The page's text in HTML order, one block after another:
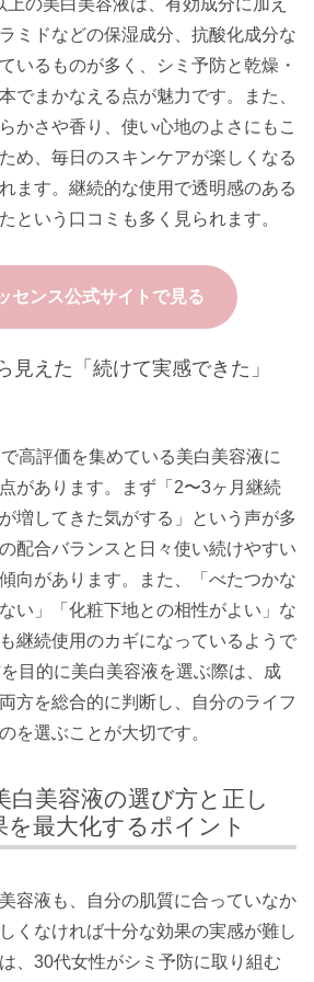
ミドなどの保湿成分、抗酸化成分な
いるものが多く、シミ予防と乾燥・
でまかなえる点が魅力です。また、
かさや香り、使い心地のよさにもこ
め、毎日のスキンケアが楽しくなる
ます。継続的な使用で透明感のある
という口コミも多く見られます。
センス公式サイトで見る
見えた「続けて実感できた」
高評価を集めている美白美容液に
があります。まず「2〜3ヶ月継続
増してきた気がする」という声が多
配合バランスと日々使い続けやすい
向があります。また、「べたつかな
い」「化粧下地との相性がよい」な
継続使用のカギになっているようで
目的に美白美容液を選ぶ際は、成
方を総合的に判断し、自分のライフ
を選ぶことが大切です。
白美容液の選び方と正し
を最大化するポイント
容液も、自分の肌質に合っていなか
くなければ十分な効果の実感が難し
、30代女性がシミ予防に取り組む